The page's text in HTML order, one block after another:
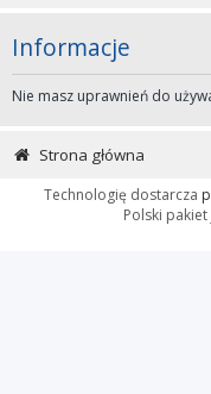
Informacje
Nie masz uprawnień do
Strona główna
Technologię dostarcza
Polski